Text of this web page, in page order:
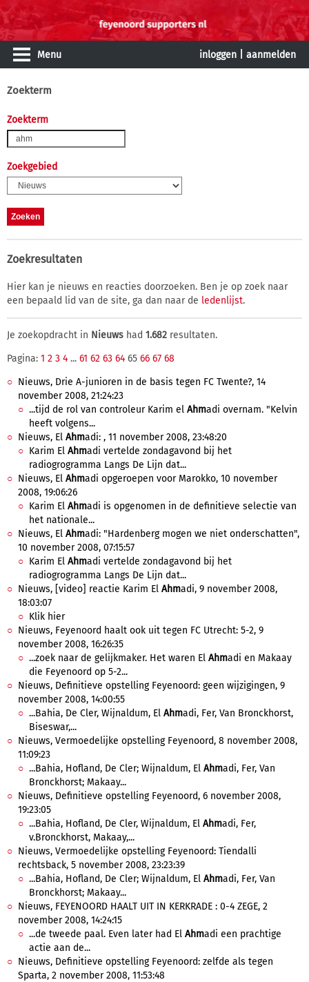
Menu inloggen aanmelden
Zoekterm
Zoekterm
Zoekgebied
Zoekresultaten
Hier kan je nieuws en reacties doorzoeken. Ben je op zoek naar
een bepaald lid van de site, ga dan naar de ledenlijst.
Je zoekopdracht in Nieuws had 1.682 resultaten.
Pagina: 1 2 3 4 ... 61 62 63 64 65 66 67 68
Nieuws, Drie A-junioren in de basis tegen FC Twente?, 14
november 2008, 21:24:23
...tijd de rol van controleur Karim el Ahmadi overnam. "Kelvin
heeft volgens...
Nieuws, El Ahmadi: , 11 november 2008, 23:48:20
Karim El Ahmadi vertelde zondagavond bij het
radiogrogramma Langs De Lijn dat...
Nieuws, El Ahmadi opgeroepen voor Marokko, 10 november
2008, 19:06:26
Karim El Ahmadi is opgenomen in de definitieve selectie van
het nationale...
Nieuws, El Ahmadi: "Hardenberg mogen we niet onderschatten",
10 november 2008, 07:15:57
Karim El Ahmadi vertelde zondagavond bij het
radiogrogramma Langs De Lijn dat...
Nieuws, [video] reactie Karim El Ahmadi, 9 november 2008,
18:03:07
Klik hier
Nieuws, Feyenoord haalt ook uit tegen FC Utrecht: 5-2, 9
november 2008, 16:26:35
...zoek naar de gelijkmaker. Het waren El Ahmadi en Makaay
die Feyenoord op 5-2...
Nieuws, Definitieve opstelling Feyenoord: geen wijzigingen, 9
november 2008, 14:00:55
...Bahia, De Cler, Wijnaldum, El Ahmadi, Fer, Van Bronckhorst,
Biseswar,...
Nieuws, Vermoedelijke opstelling Feyenoord, 8 november 2008,
11:09:23
...Bahia, Hofland, De Cler; Wijnaldum, El Ahmadi, Fer, Van
Bronckhorst; Makaay...
Nieuws, Definitieve opstelling Feyenoord, 6 november 2008,
19:23:05
...Bahia, Hofland, De Cler, Wijnaldum, El Ahmadi, Fer,
v.Bronckhorst, Makaay,...
Nieuws, Vermoedelijke opstelling Feyenoord: Tiendalli
rechtsback, 5 november 2008, 23:23:39
...Bahia, Hofland, De Cler; Wijnaldum, El Ahmadi, Fer, Van
Bronckhorst; Makaay...
Nieuws, FEYENOORD HAALT UIT IN KERKRADE : 0-4 ZEGE, 2
november 2008, 14:24:15
...de tweede paal. Even later had El Ahmadi een prachtige
actie aan de...
Nieuws, Definitieve opstelling Feyenoord: zelfde als tegen
Sparta, 2 november 2008, 11:53:48